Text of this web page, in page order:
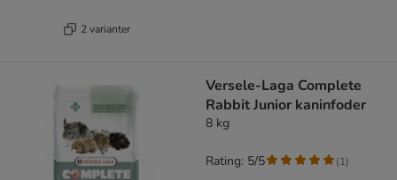
2 varianter
Versele-Laga Complete
Rabbit Junior kaninfoder
8 kg
Rating: 5/5 (1)